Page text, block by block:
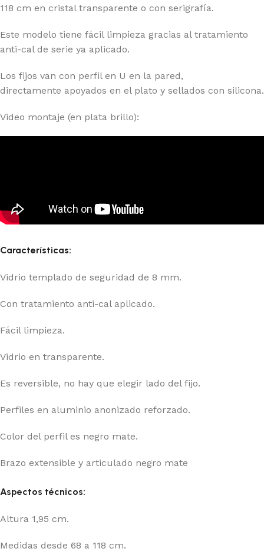
118 cm en cristal transparente o con serigrafía.
Este modelo tiene fácil limpieza gracias al tratamiento
anti-cal de serie ya aplicado.
Los fijos van con perfil en U en la pared,
directamente apoyados en el plato y sellados con silicona.
Video montaje (en plata brillo):
Características:
Vidrio templado de seguridad de 8 mm.
Con tratamiento anti-cal aplicado.
Fácil limpieza.
Vidrio en transparente.
Es reversible, no hay que elegir lado del fijo.
Perfiles en aluminio anonizado reforzado.
Color del perfil es negro mate.
Brazo extensible y articulado negro mate
Aspectos técnicos:
Altura 1,95 cm.
Medidas desde 68 a 118 cm.